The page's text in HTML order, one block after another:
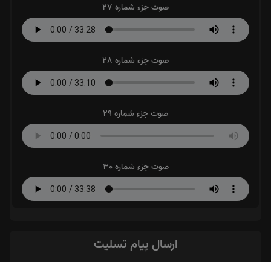
صوت جزء شماره 27
صوت جزء شماره 28
صوت جزء شماره 29
صوت جزء شماره 30
ارسال پیام تسلیت